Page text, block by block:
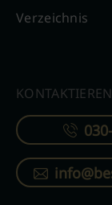
Verzeichnis